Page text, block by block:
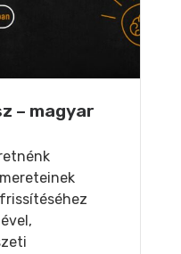
– magyar